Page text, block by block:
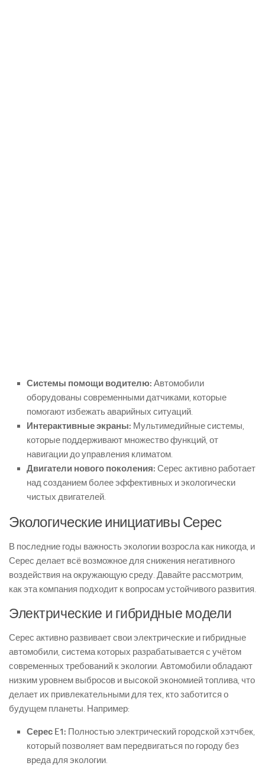
Системы помощи водителю: Автомобили
оборудованы современными датчиками, которые
помогают избежать аварийных ситуаций.
Интерактивные экраны: Мультимедийные системы,
которые поддерживают множество функций, от
навигации до управления климатом.
Двигатели нового поколения: Серес активно работает
над созданием более эффективных и экологически
чистых двигателей.
Экологические инициативы Серес
В последние годы важность экологии возросла как никогда, и
Серес делает всё возможное для снижения негативного
воздействия на окружающую среду. Давайте рассмотрим,
как эта компания подходит к вопросам устойчивого развития.
Электрические и гибридные модели
Серес активно развивает свои электрические и гибридные
автомобили, система которых разрабатывается с учётом
современных требований к экологии. Автомобили обладают
низким уровнем выбросов и высокой экономией топлива, что
делает их привлекательными для тех, кто заботится о
будущем планеты. Например:
Серес E1: Полностью электрический городской хэтчбек,
который позволяет вам передвигаться по городу без
вреда для экологии.